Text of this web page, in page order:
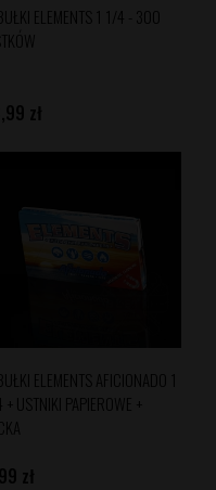
ELEMENTS 1 1/4 - 300
zł
ELEMENTS AFICIONADO 1
+ USTNIKI PAPIEROWE +
zł